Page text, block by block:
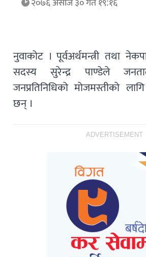
नुवाकोट । पूर्वअर्थमन्त्री तथा
सदस्य सुरेन्द्र पाण्डेले
जनप्रतिनिधिको मोजमस्तीको
छन् ।
ADVERTISEMENT